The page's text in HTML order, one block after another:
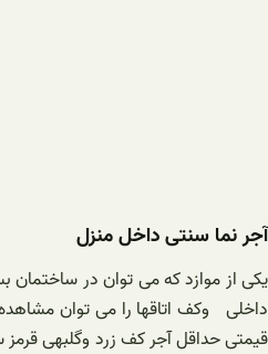
آجر نما سنتی داخل منزل
یکی از موازد که می توان در ساختمان
داخلی وکف اتاقها را می توان